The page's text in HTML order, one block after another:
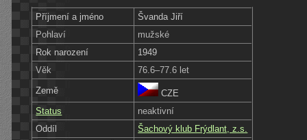
Příjmení a jméno
Švanda Jiří
Pohlaví
mužské
Rok narození
1949
Věk
76.6–77.6 let
Země
CZE
Status
neaktivní
Oddíl
Šachový klub Frýdlant, z.s.